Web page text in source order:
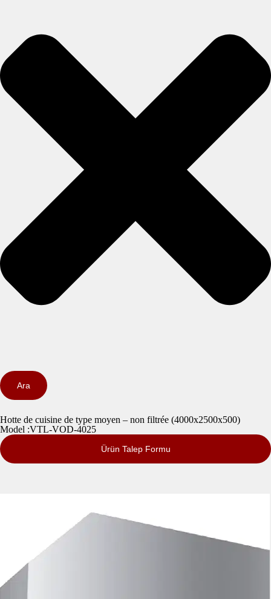
Ara
Hotte de cuisine de type moyen – non filtrée (4000x2500x500)
Model :VTL-VOD-4025
Ürün Talep Formu